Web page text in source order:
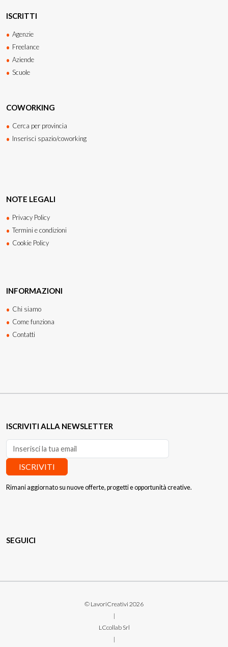
ISCRITTI
Agenzie
Freelance
Aziende
Scuole
COWORKING
Cerca per provincia
Inserisci spazio/coworking
NOTE LEGALI
Privacy Policy
Termini e condizioni
Cookie Policy
INFORMAZIONI
Chi siamo
Come funziona
Contatti
ISCRIVITI ALLA NEWSLETTER
ISCRIVITI
Rimani aggiornato su nuove offerte, progetti e opportunità creative.
SEGUICI
© LavoriCreativi 2026
|
LCcollab Srl
|